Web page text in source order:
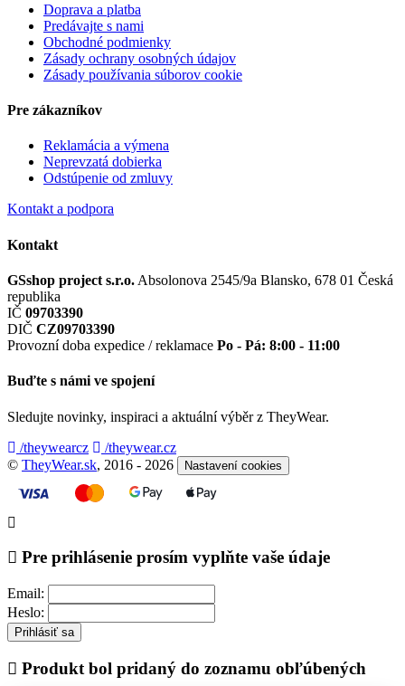
Doprava a platba
Predávajte s nami
Obchodné podmienky
Zásady ochrany osobných údajov
Zásady používania súborov cookie
Pre zákazníkov
Reklamácia a výmena
Neprevzatá dobierka
Odstúpenie od zmluvy
Kontakt a podpora
Kontakt
GSshop project s.r.o. Absolonova 2545/9a Blansko, 678 01 Česká
republika
IČ 09703390
DIČ CZ09703390
Provozní doba expedice / reklamace Po - Pá: 8:00 - 11:00
Buďte s námi ve spojení
Sledujte novinky, inspiraci a aktuální výběr z TheyWear.
/theywearcz
/theywear.cz
© TheyWear.sk, 2016 - 2026 Nastavení cookies
Pre prihlásenie prosím vyplňte vaše údaje
Email:
Heslo:
Prihlásiť sa
Produkt bol pridaný do zoznamu obľúbených